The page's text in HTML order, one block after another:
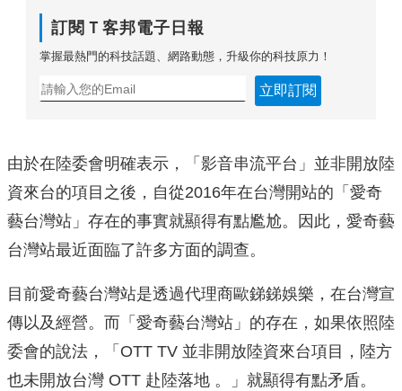
訂閱Ｔ客邦電子日報
掌握最熱門的科技話題、網路動態，升級你的科技原力！
立即訂閱
由於在陸委會明確表示，「影音串流平台」並非開放陸
資來台的項目之後，自從2016年在台灣開站的「愛奇
藝台灣站」存在的事實就顯得有點尷尬。因此，愛奇藝
台灣站最近面臨了許多方面的調查。
目前愛奇藝台灣站是透過代理商歐銻銻娛樂，在台灣宣
傳以及經營。而「愛奇藝台灣站」的存在，如果依照陸
委會的說法，「OTT TV 並非開放陸資來台項目，陸方
也未開放台灣 OTT 赴陸落地 。」就顯得有點矛盾。